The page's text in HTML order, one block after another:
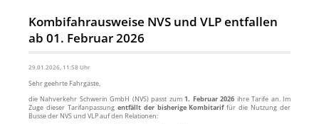
Kombifahrausweise NVS und VLP entfallen
ab 01. Februar 2026
29.01.2026, 11:58 Uhr
Sehr geehrte Fahrgäste,
die Nahverkehr Schwerin GmbH (NVS) passt zum1. Februar 2026 ihre Tarife an. Im
Zuge dieser Tarifanpassung entfällt der bisherige Kombitariffür die Nutzung der
Busse der NVS und VLP auf den Relationen: